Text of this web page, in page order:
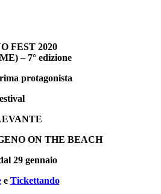
FEST 2020
– 7° edizione
protagonista
ON THE BEACH
29 gennaio
e Tickettando